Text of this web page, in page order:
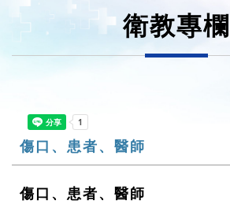
衛教專欄
傷口、患者、醫師
傷口、患者、醫師